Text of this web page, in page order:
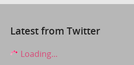
Latest from Twitter
Loading...